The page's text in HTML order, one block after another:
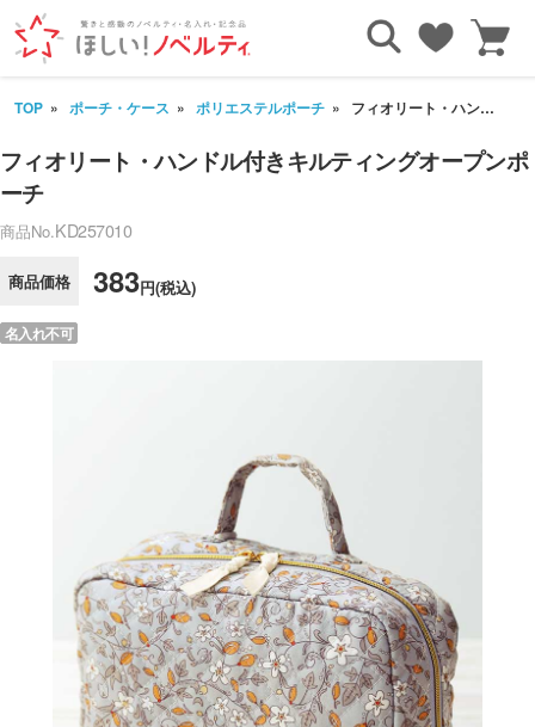
TOP ポーチ・ケース ポリエステルポーチ フィオリート・ハンドル付きキルティングオープンポーチ
フィオリート・ハンドル付きキルティングオープンポ
ーチ
商品No.KD257010
商品価格 383円(税込)
名入れ不可